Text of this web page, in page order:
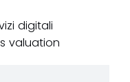
digitali
valuation